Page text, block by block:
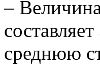
–
среднюю